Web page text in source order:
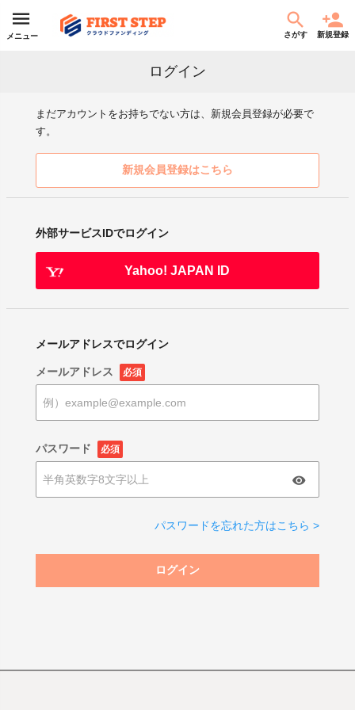
メニュー さがす 新規登録
ログイン
まだアカウントをお持ちでない方は、新規会員登録が必要で
す。
新規会員登録はこちら
外部サービスIDでログイン
Yahoo! JAPAN ID
メールアドレスでログイン
メールアドレス 必須
パスワード 必須
パスワードを忘れた方はこちら >
ログイン